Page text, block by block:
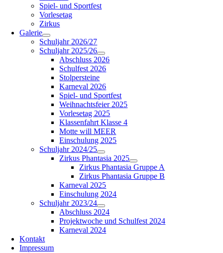
Spiel- und Sportfest
Vorlesetag
Zirkus
Galerie
Schuljahr 2026/27
Schuljahr 2025/26
Abschluss 2026
Schulfest 2026
Stolpersteine
Karneval 2026
Spiel- und Sportfest
Weihnachtsfeier 2025
Vorlesetag 2025
Klassenfahrt Klasse 4
Motte will MEER
Einschulung 2025
Schuljahr 2024/25
Zirkus Phantasia 2025
Zirkus Phantasia Gruppe A
Zirkus Phantasia Gruppe B
Karneval 2025
Einschulung 2024
Schuljahr 2023/24
Abschluss 2024
Projektwoche und Schulfest 2024
Karneval 2024
Kontakt
Impressum